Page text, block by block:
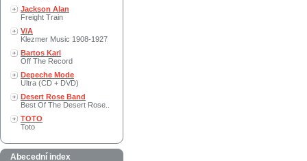
Jackson Alan
Freight Train
V/A
Klezmer Music 1908-1927
Bartos Karl
Off The Record
Depeche Mode
Ultra (CD + DVD)
Desert Rose Band
Best Of The Desert Rose..
TOTO
Toto
Abecední index